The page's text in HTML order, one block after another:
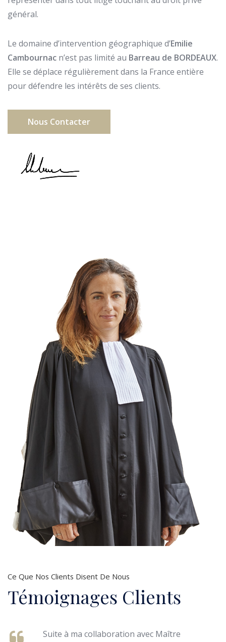
général.
Le domaine d’intervention géographique d’Emilie
Cambournac n’est pas limité au Barreau de BORDEAUX.
Elle se déplace régulièrement dans la France entière
pour défendre les intérêts de ses clients.
Nous Contacter
Ce Que Nos Clients Disent De Nous
Témoignages Clients
Suite à ma collaboration avec Maître